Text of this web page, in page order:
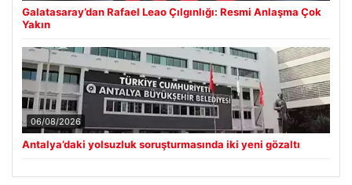
■Yüksek Askeri Şura (YAŞ) Kararları Açıklandı: Alper Gezeravcı
Terfi Etti ve Türkiye’nin İlk Astronotu Uzaya Gitti
Tasarımları
Güncel